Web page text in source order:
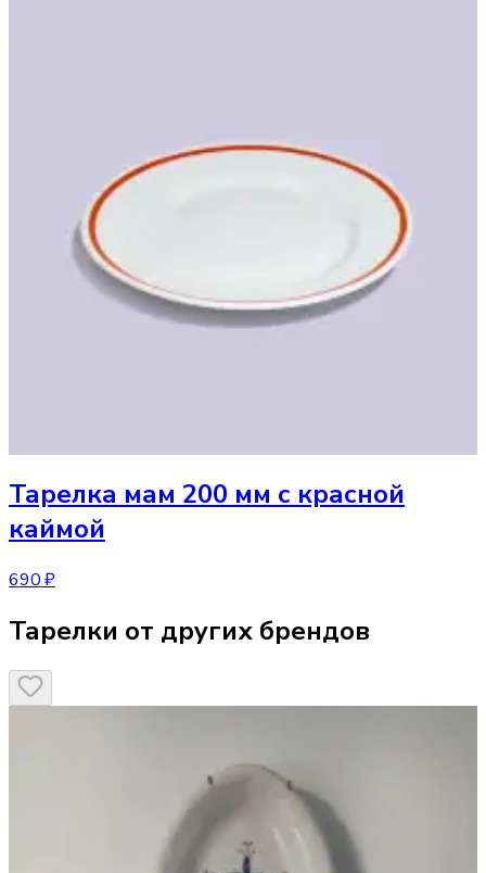
Тарелка мам 200 мм с красной
каймой
690 ₽
Тарелки от других брендов